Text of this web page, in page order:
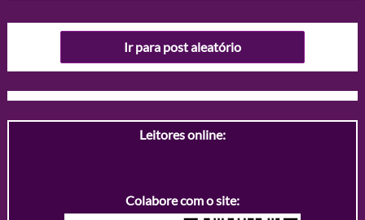
Ir para post aleatório
Leitores online:
Colabore com o site: